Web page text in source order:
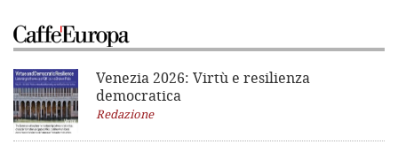
Venezia 2026: Virtù e resilienza
democratica
Redazione